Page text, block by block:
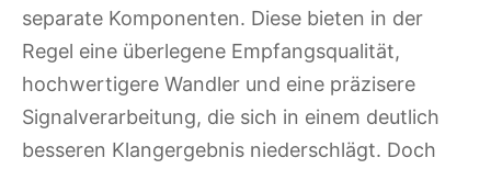
separate Komponenten. Diese bieten in der
Regel eine überlegene Empfangsqualität,
hochwertigere Wandler und eine präzisere
Signalverarbeitung, die sich in einem deutlich
besseren Klangergebnis niederschlägt. Doch